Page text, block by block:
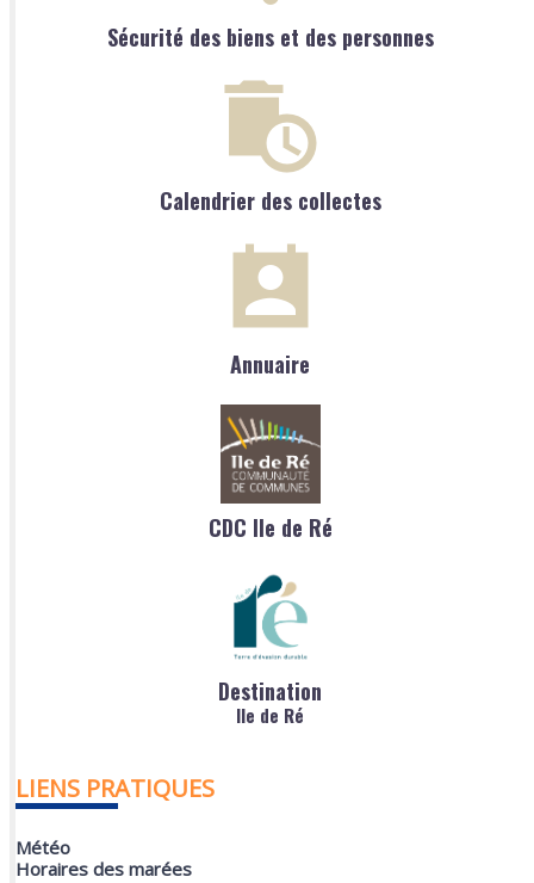
Sécurité des biens et des personnes
Calendrier des collectes
Annuaire
CDC Ile de Ré
Destination
Ile de Ré
LIENS PRATIQUES
Météo
Horaires des marées